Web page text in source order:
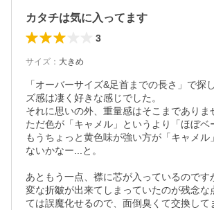
カタチは気に入ってます
3
サイズ ： 大きめ
「オーバーサイズ&足首までの長さ」で探
ズ感は凄く好きな感じでした。
それに思いの外、重量感はそこまでありま
ただ色が「キャメル」というより「ほぼベ
もうちょっと黄色味が強い方が「キャメル
ないかなー...と。
あともう一点、襟に芯が入っているのです
変な折皺が出来てしまっていたのが残念な
ては誤魔化せるので、面倒臭くて交換して